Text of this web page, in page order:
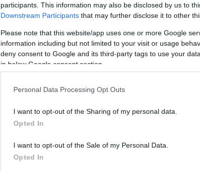
participants. This information may also be disclosed by us to
Downstream Participants that may further disclose it to other
Please note that this website/app uses one or more Google
information including but not limited to your visit or usage
deny consent to Google and its third-party tags to use your
in below Google consent section.
Personal Data Processing Opt Outs
I want to opt-out of the Sharing of my personal data.
Opted In
I want to opt-out of the Sale of my Personal Data.
Opted In